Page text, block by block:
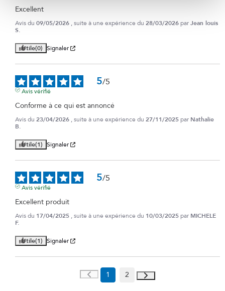
Excellent
Avis du 09/05/2026 , suite à une expérience du 28/03/2026 parJean louis
S.
Utile(0) Signaler
5/5
Avis vérifié
Conforme à ce qui est annoncé
Avis du 23/04/2026 , suite à une expérience du 27/11/2025 par Nathalie
B.
Utile(1) Signaler
5/5
Avis vérifié
Excellent produit
Avis du 17/04/2025 , suite à une expérience du 10/03/2025 par MICHELE
F.
Utile(1) Signaler
1 2